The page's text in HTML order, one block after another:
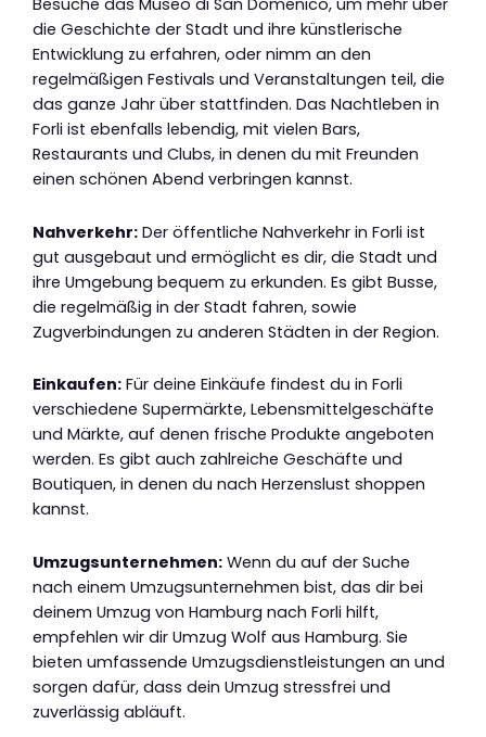
die Geschichte der Stadt und ihre künstlerische
Entwicklung zu erfahren, oder nimm an den
regelmäßigen Festivals und Veranstaltungen teil, die
das ganze Jahr über stattfinden. Das Nachtleben in
Forli ist ebenfalls lebendig, mit vielen Bars,
Restaurants und Clubs, in denen du mit Freunden
einen schönen Abend verbringen kannst.
Nahverkehr: Der öffentliche Nahverkehr in Forli ist
gut ausgebaut und ermöglicht es dir, die Stadt und
ihre Umgebung bequem zu erkunden. Es gibt Busse,
die regelmäßig in der Stadt fahren, sowie
Zugverbindungen zu anderen Städten in der Region.
Einkaufen: Für deine Einkäufe findest du in Forli
verschiedene Supermärkte, Lebensmittelgeschäfte
und Märkte, auf denen frische Produkte angeboten
werden. Es gibt auch zahlreiche Geschäfte und
Boutiquen, in denen du nach Herzenslust shoppen
kannst.
Umzugsunternehmen: Wenn du auf der Suche
nach einem Umzugsunternehmen bist, das dir bei
deinem Umzug von Hamburg nach Forli hilft,
empfehlen wir dir Umzug Wolf aus Hamburg. Sie
bieten umfassende Umzugsdienstleistungen an und
sorgen dafür, dass dein Umzug stressfrei und
zuverlässig abläuft.